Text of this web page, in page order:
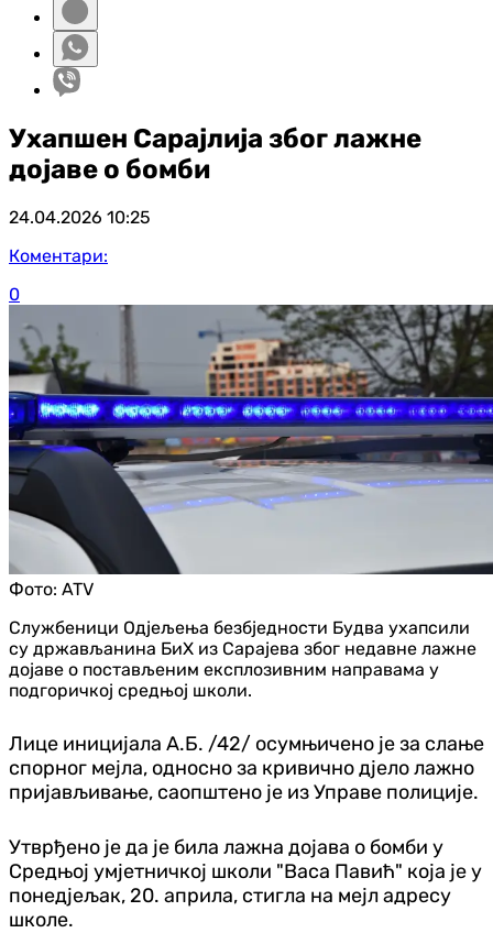
Ухапшен Сарајлија због лажне
дојаве о бомби
24.04.2026 10:25
Коментари:
0
Фото: ATV
Службеници Од‌јељења безбједности Будва ухапсили
су држављанина БиХ из Сарајева због недавне лажне
дојаве о постављеним експлозивним направама у
подгоричкој средњој школи.
Лице иницијала А.Б. /42/ осумњичено је за слање
спорног мејла, односно за кривично д‌јело лажно
пријављивање, саопштено је из Управе полиције.
Утврђено је да је била лажна дојава о бомби у
Средњој умјетничкој школи "Васа Павић" која је у
понед‌јељак, 20. априла, стигла на мејл адресу
школе.